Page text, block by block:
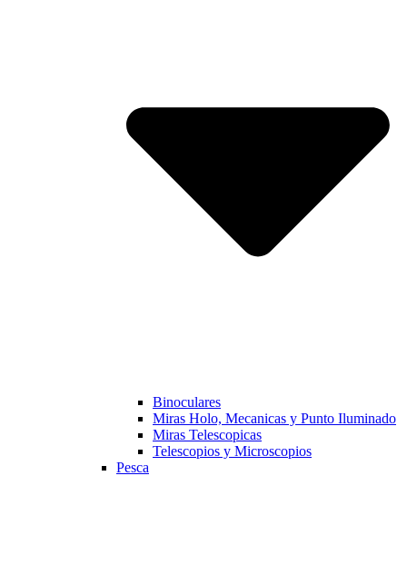
Binoculares
Miras Holo, Mecanicas y Punto Iluminado
Miras Telescopicas
Telescopios y Microscopios
Pesca